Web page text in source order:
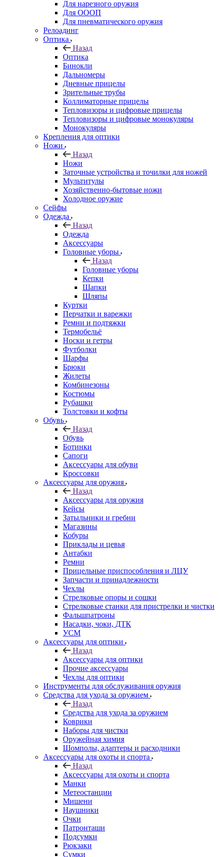
Для нарезного оружия
Для ОООП
Для пневматического оружия
Релоадинг
Оптика
Назад
Оптика
Бинокли
Дальномеры
Дневные прицелы
Зрительные трубы
Коллиматорные прицелы
Тепловизоры и цифровые прицелы
Тепловизоры и цифровые монокуляры
Монокуляры
Крепления для оптики
Ножи
Назад
Ножи
Заточные устройства и точилки для ножей
Мультитулы
Хозяйственно-бытовые ножи
Холодное оружие
Сейфы
Одежда
Назад
Одежда
Аксессуары
Головные уборы
Назад
Головные уборы
Кепки
Шапки
Шляпы
Куртки
Перчатки и варежки
Ремни и подтяжки
Термобельё
Носки и гетры
Футболки
Шарфы
Брюки
Жилеты
Комбинезоны
Костюмы
Рубашки
Толстовки и кофты
Обувь
Назад
Обувь
Ботинки
Сапоги
Аксессуары для обуви
Кроссовки
Аксессуары для оружия
Назад
Аксессуары для оружия
Кейсы
Затыльники и гребни
Магазины
Кобуры
Приклады и цевья
Антабки
Ремни
Прицельные приспособления и ЛЦУ
Запчасти и принадлежности
Чехлы
Стрелковые опоры и сошки
Стрелковые станки для пристрелки и чистки
Фальшпатроны
Насадки, чоки, ДТК
УСМ
Аксессуары для оптики
Назад
Аксессуары для оптики
Прочие аксессуары
Чехлы для оптики
Инструменты для обслуживания оружия
Средства для ухода за оружием
Назад
Средства для ухода за оружием
Коврики
Наборы для чистки
Оружейная химия
Шомполы, адаптеры и расходники
Аксессуары для охоты и спорта
Назад
Аксессуары для охоты и спорта
Манки
Метеостанции
Мишени
Наушники
Очки
Патронташи
Подсумки
Рюкзаки
Сумки